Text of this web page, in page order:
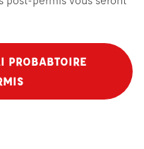
PROBABTOIRE